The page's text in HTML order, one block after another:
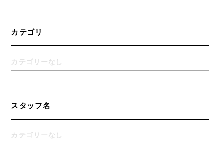
カテゴリ
カテゴリーなし
スタッフ名
カテゴリーなし